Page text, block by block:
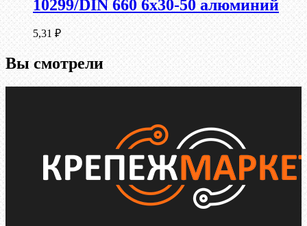
10299/DIN 660 6х30-50 алюминий
5,31 ₽
Вы смотрели